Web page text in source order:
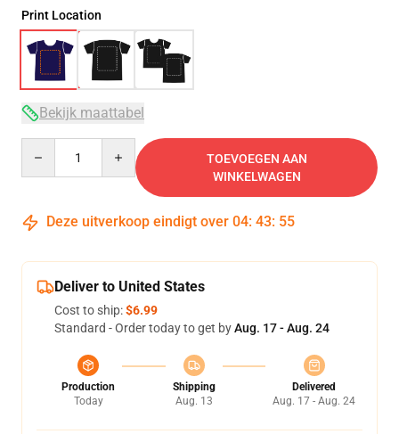
Print Location
Bekijk maattabel
TOEVOEGEN AAN
WINKELWAGEN
Deze uitverkoop eindigt over 04: 43: 54
Deliver to United States
Cost to ship:$6.99
Standard - Order today to get byAug. 17 - Aug. 24
Production
Today
Shipping
Aug. 13
Delivered
Aug. 17 - Aug. 24